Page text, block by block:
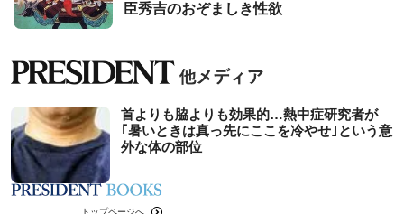
臣秀吉のおぞましき性欲
首よりも脇よりも効果的…熱中症研究者が
｢暑いときは真っ先にここを冷やせ｣という意
外な体の部位
トップページへ